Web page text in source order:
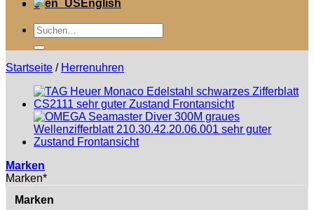
0
English
Suche
nach:
Startseite / Herrenuhren
Marken
Marken*
Marken